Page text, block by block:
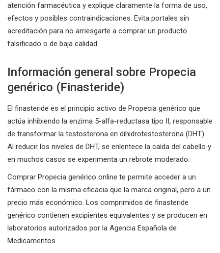
atención farmacéutica y explique claramente la forma de uso,
efectos y posibles contraindicaciones. Evita portales sin
acreditación para no arriesgarte a comprar un producto
falsificado o de baja calidad.
Información general sobre Propecia
genérico (Finasteride)
El finasteride es el principio activo de Propecia genérico que
actúa inhibiendo la enzima 5-alfa-reductasa tipo II, responsable
de transformar la testosterona en dihidrotestosterona (DHT).
Al reducir los niveles de DHT, se enlentece la caída del cabello y
en muchos casos se experimenta un rebrote moderado.
Comprar Propecia genérico online te permite acceder a un
fármaco con la misma eficacia que la marca original, pero a un
precio más económico. Los comprimidos de finasteride
genérico contienen excipientes equivalentes y se producen en
laboratorios autorizados por la Agencia Española de
Medicamentos.